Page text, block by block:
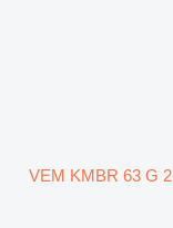
محرك كهربائي VEM KMBR 63 G 2